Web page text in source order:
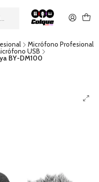
con transferencia bancaria
descuento no es
a gastos de envío.
Micrófono Profesional
USB
BY-DM100